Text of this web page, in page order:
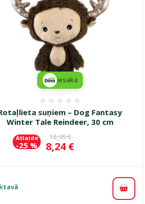
suņiem – Dog Fantasy
Winter Tale Reindeer, 30 cm
Oriģinālā cena
10,99 €
Cena
8,24 €
Atlaide
-25 %
iesaka